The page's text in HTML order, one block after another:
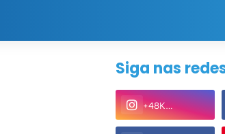
Siga nas
+48K
Seguidores